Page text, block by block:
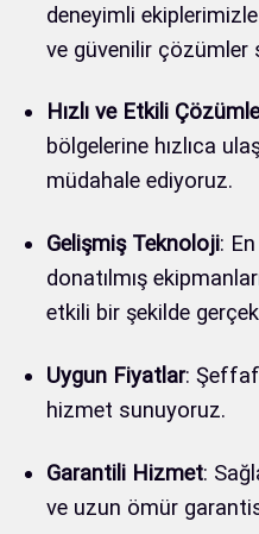
deneyimli
ve güvenilir çözümler
Hızlı ve Etkili
bölgelerine hızlıca
müdahale ediyoruz.
Gelişmiş Teknoloji:
donatılmış
etkili bir şekilde
Uygun Fiyatlar:
hizmet sunuyoruz.
Garantili Hizmet:
ve uzun ömür